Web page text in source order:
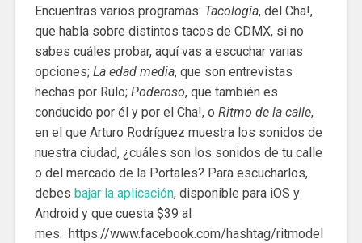
Encuentras varios programas: Tacología, del Cha!,
que habla sobre distintos tacos de CDMX, si no
sabes cuáles probar, aquí vas a escuchar varias
opciones; La edad media, que son entrevistas
hechas por Rulo; Poderoso, que también es
conducido por él y por el Cha!, o Ritmo de la calle,
en el que Arturo Rodríguez muestra los sonidos de
nuestra ciudad, ¿cuáles son los sonidos de tu calle
o del mercado de la Portales? Para escucharlos,
debes bajar la aplicación, disponible para iOS y
Android y que cuesta $39 al
mes. https://www.facebook.com/hashtag/ritmodel